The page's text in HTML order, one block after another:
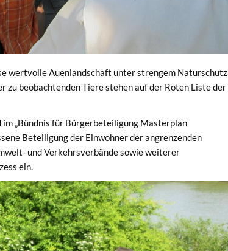
wertvolle Auenlandschaft unter strengem Naturschutz
zu beobachtenden Tiere stehen auf der Roten Liste der
„Bündnis für Bürgerbeteiligung Masterplan
Beteiligung der Einwohner der angrenzenden
und Verkehrsverbände sowie weiterer
ein.